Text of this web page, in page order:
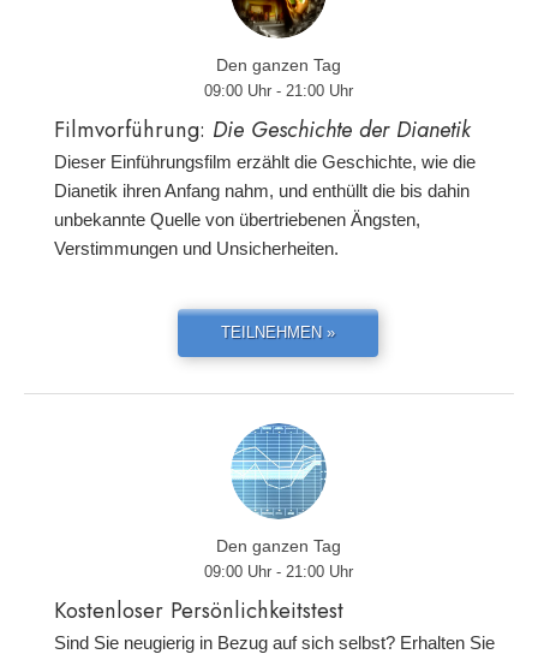
Den ganzen Tag
09:00 Uhr - 21:00 Uhr
Filmvorführung: Die Geschichte der Dianetik
Dieser Einführungsfilm erzählt die Geschichte, wie die
Dianetik ihren Anfang nahm, und enthüllt die bis dahin
unbekannte Quelle von übertriebenen Ängsten,
Verstimmungen und Unsicherheiten.
TEILNEHMEN »
Den ganzen Tag
09:00 Uhr - 21:00 Uhr
Kostenloser Persönlichkeitstest
Sind Sie neugierig in Bezug auf sich selbst? Erhalten Sie